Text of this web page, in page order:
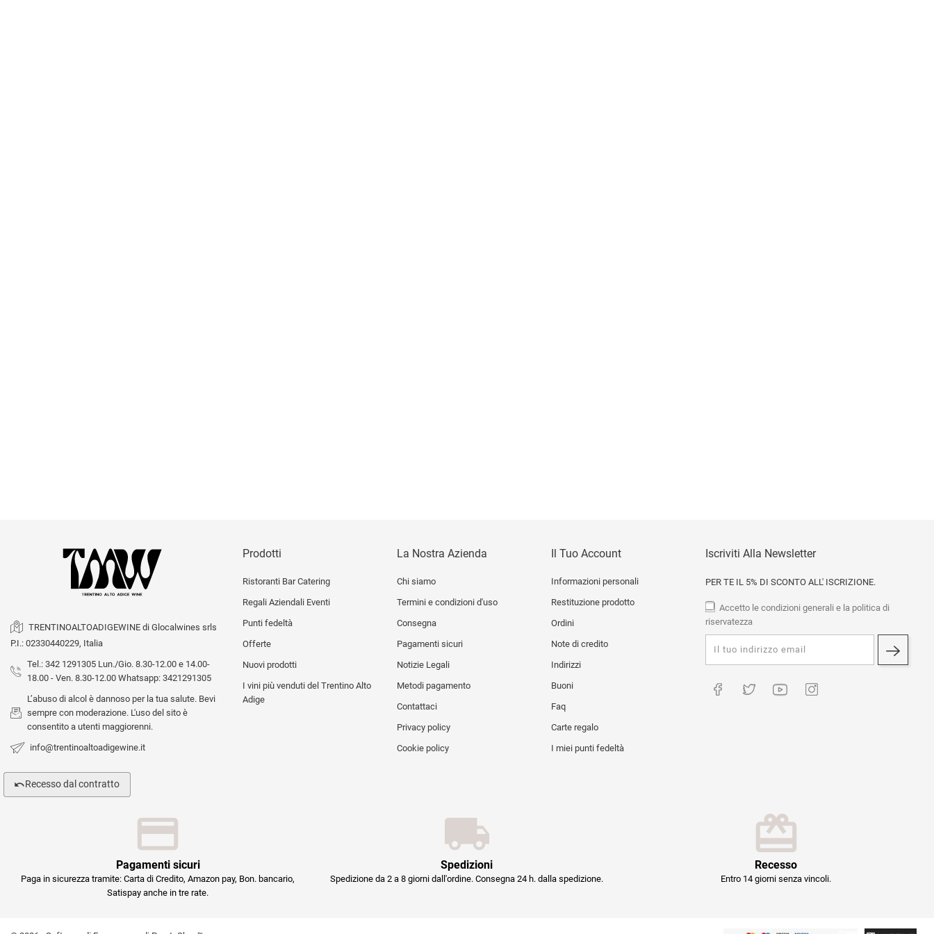
TRENTINOALTOADIGEWINE di Glocalwines srls
P.I.: 02330440229, Italia
Tel.: 342 1291305 Lun./Gio. 8.30-12.00 e 14.00-
18.00 - Ven. 8.30-12.00 Whatsapp: 3421291305
L’abuso di alcol è dannoso per la tua salute. Bevi
sempre con moderazione. L'uso del sito è
consentito a utenti maggiorenni.
info@trentinoaltoadigewine.it
Prodotti
Ristoranti Bar Catering
Regali Aziendali Eventi
Punti fedeltà
Offerte
Nuovi prodotti
I vini più venduti del Trentino Alto
Adige
La Nostra Azienda
Chi siamo
Termini e condizioni d'uso
Consegna
Pagamenti sicuri
Notizie Legali
Metodi pagamento
Contattaci
Privacy policy
Cookie policy
Il Tuo Account
Informazioni personali
Restituzione prodotto
Ordini
Note di credito
Indirizzi
Buoni
Faq
Carte regalo
I miei punti fedeltà
Iscriviti Alla Newsletter
PER TE IL 5% DI SCONTO ALL' ISCRIZIONE.
Accetto le condizioni generali e la politica di
riservatezza
Recesso dal contratto
Pagamenti sicuri
Paga in sicurezza tramite: Carta di Credito, Amazon pay, Bon. bancario,
Satispay anche in tre rate.
Spedizioni
Spedizione da 2 a 8 giorni dall'ordine. Consegna 24 h. dalla spedizione.
Recesso
Entro 14 giorni senza vincoli.